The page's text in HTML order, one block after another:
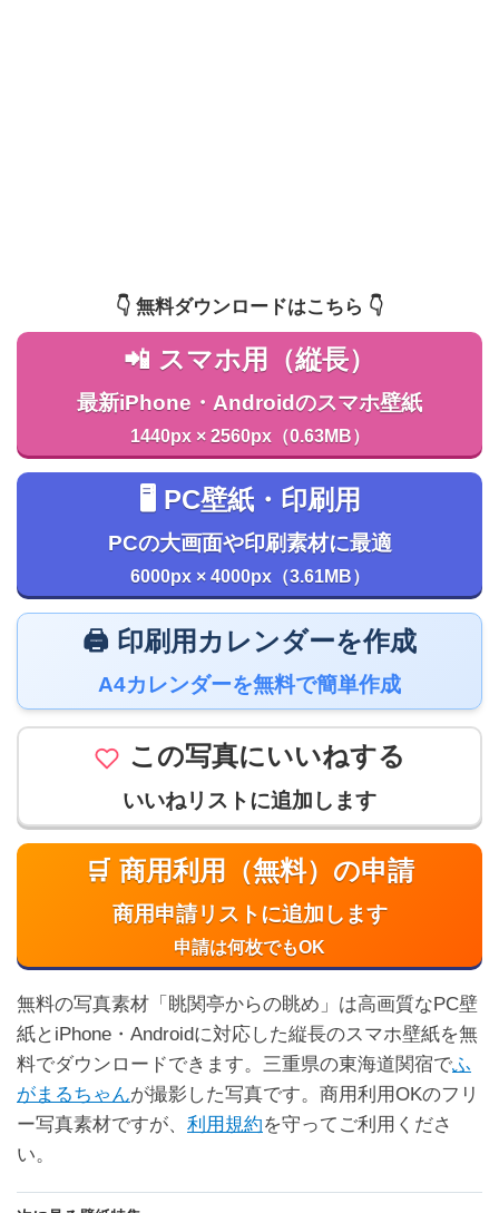
👇️ 無料ダウンロードはこちら 👇️
📲 スマホ用（縦長）
最新iPhone・Androidのスマホ壁紙
1440px × 2560px（0.63MB）
🖥️ PC壁紙・印刷用
PCの大画面や印刷素材に最適
6000px × 4000px（3.61MB）
🖨️ 印刷用カレンダーを作成
A4カレンダーを無料で簡単作成
この写真にいいねする
いいねリストに追加します
🛒 商用利用（無料）の申請
商用申請リストに追加します
申請は何枚でもOK
無料の写真素材「眺関亭からの眺め」は高画質なPC壁
紙とiPhone・Androidに対応した縦長のスマホ壁紙を無
料でダウンロードできます。三重県の東海道関宿でふ
がまるちゃんが撮影した写真です。商用利用OKのフリ
ー写真素材ですが、 利用規約を守ってご利用くださ
い。